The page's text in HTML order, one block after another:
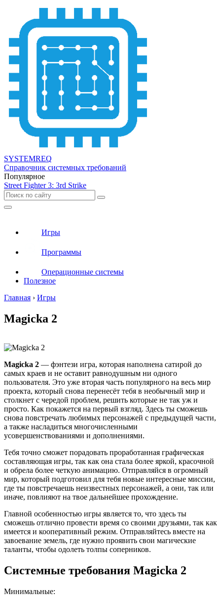
SYSTEMREQ
Справочник системных требований
Популярное
Street Fighter 3: 3rd Strike
Игры
Программы
Операционные системы
Полезное
Главная › Игры
Magicka 2
Magicka 2 — фэнтези игра, которая наполнена сатирой до
самых краев и не оставит равнодушным ни одного
пользователя. Это уже вторая часть популярного на весь мир
проекта, который снова перенесёт тебя в необычный мир и
столкнет с чередой проблем, решить которые не так уж и
просто. Как покажется на первый взгляд. Здесь ты сможешь
снова повстречать любимых персонажей с предыдущей части,
а также насладиться многочисленными
усовершенствованиями и дополнениями.
Тебя точно сможет порадовать проработанная графическая
составляющая игры, так как она стала более яркой, красочной
и обрела более четкую анимацию. Отправляйся в огромный
мир, который подготовил для тебя новые интересные миссии,
где ты повстречаешь неизвестных персонажей, а они, так или
иначе, повлияют на твое дальнейшее прохождение.
Главной особенностью игры является то, что здесь ты
сможешь отлично провести время со своими друзьями, так как
имеется и кооперативный режим. Отправляйтесь вместе на
завоевание земель, где нужно проявить свои магические
таланты, чтобы одолеть толпы соперников.
Системные требования Magicka 2
Минимальные: